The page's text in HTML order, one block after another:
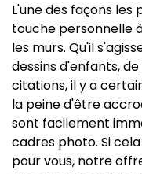
L'une des façons les
touche personnelle
les murs. Qu'il
dessins d'enfants,
citations, il y a
la peine d'être
sont facilement
cadres photo. Si
pour vous, notre